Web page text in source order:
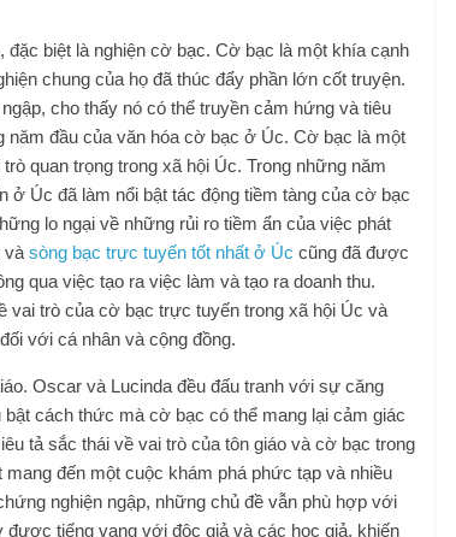
đặc biệt là nghiện cờ bạc. Cờ bạc là một khía cạnh
chung của họ đã thúc đẩy phần lớn cốt truyện.
cho thấy nó có thể truyền cảm hứng và tiêu
năm đầu của văn hóa cờ bạc ở Úc. Cờ bạc là một
quan trọng trong xã hội Úc. Trong những năm
ở Úc đã làm nổi bật tác động tiềm tàng của cờ bạc
lo ngại về những rủi ro tiềm ẩn của việc phát
và sòng bạc trực tuyến tốt nhất ở Úc cũng đã được
qua việc tạo ra việc làm và tạo ra doanh thu.
vai trò của cờ bạc trực tuyến trong xã hội Úc và
với cá nhân và cộng đồng.
Oscar và Lucinda đều đấu tranh với sự căng
cách thức mà cờ bạc có thể mang lại cảm giác
tả sắc thái về vai trò của tôn giáo và cờ bạc trong
đến một cuộc khám phá phức tạp và nhiều
nghiện ngập, những chủ đề vẫn phù hợp với
tiếng vang với độc giả và các học giả, khiến